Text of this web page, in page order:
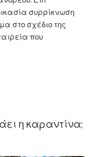
συρρίκνωση
στο σχέδιο της
που
η καραντίνα;